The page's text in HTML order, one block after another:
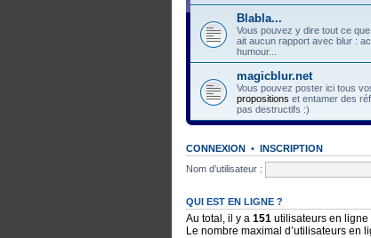
Blabla...
Vous pouvez y dire tout ce
ait aucun rapport avec blur :
humour...
magicblur.net
Vous pouvez poster ici tous
propositions et entamer des
pas destructifs :)
CONNEXION • INSCRIPTION
Nom d’utilisateur :
QUI EST EN LIGNE ?
Au total, il y a 151 utilisateurs en ligne
Le nombre maximal d’utilisateurs en